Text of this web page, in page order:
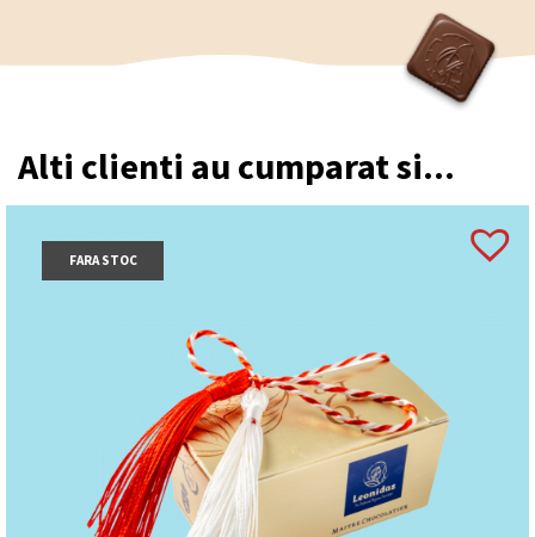
Alti clienti au cumparat si...
FARA STOC